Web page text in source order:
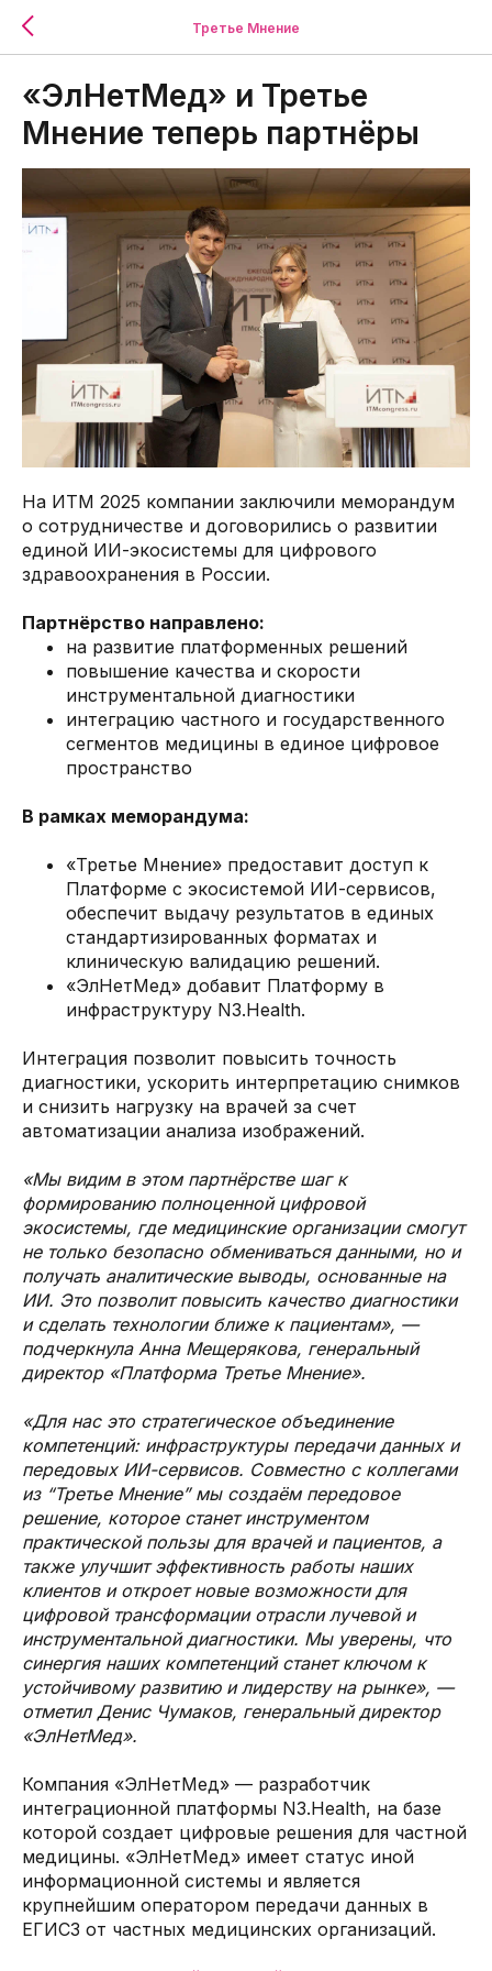
Третье Мнение
«ЭлНетМед» и Третье
Мнение теперь партнёры
На ИТМ 2025 компании заключили меморандум
о сотрудничестве и договорились о развитии
единой ИИ-экосистемы для цифрового
здравоохранения в России.
Партнёрство направлено:
на развитие платформенных решений
повышение качества и скорости
инструментальной диагностики
интеграцию частного и государственного
сегментов медицины в единое цифровое
пространство
В рамках меморандума:
«Третье Мнение» предоставит доступ к
Платформе с экосистемой ИИ-сервисов,
обеспечит выдачу результатов в единых
стандартизированных форматах и
клиническую валидацию решений.
«ЭлНетМед» добавит Платформу в
инфраструктуру N3.Health.
Интеграция позволит повысить точность
диагностики, ускорить интерпретацию снимков
и снизить нагрузку на врачей за счет
автоматизации анализа изображений.
«Мы видим в этом партнёрстве шаг к
формированию полноценной цифровой
экосистемы, где медицинские организации смогут
не только безопасно обмениваться данными, но и
получать аналитические выводы, основанные на
ИИ. Это позволит повысить качество диагностики
и сделать технологии ближе к пациентам», —
подчеркнула Анна Мещерякова, генеральный
директор «Платформа Третье Мнение».
«Для нас это стратегическое объединение
компетенций: инфраструктуры передачи данных и
передовых ИИ-сервисов. Совместно с коллегами
из “Третье Мнение” мы создаём передовое
решение, которое станет инструментом
практической пользы для врачей и пациентов, а
также улучшит эффективность работы наших
клиентов и откроет новые возможности для
цифровой трансформации отрасли лучевой и
инструментальной диагностики. Мы уверены, что
синергия наших компетенций станет ключом к
устойчивому развитию и лидерству на рынке», —
отметил Денис Чумаков, генеральный директор
«ЭлНетМед».
Компания «ЭлНетМед» — разработчик
интеграционной платформы N3.Health, на базе
которой создает цифровые решения для частной
медицины. «ЭлНетМед» имеет статус иной
информационной системы и является
крупнейшим оператором передачи данных в
ЕГИСЗ от частных медицинских организаций.